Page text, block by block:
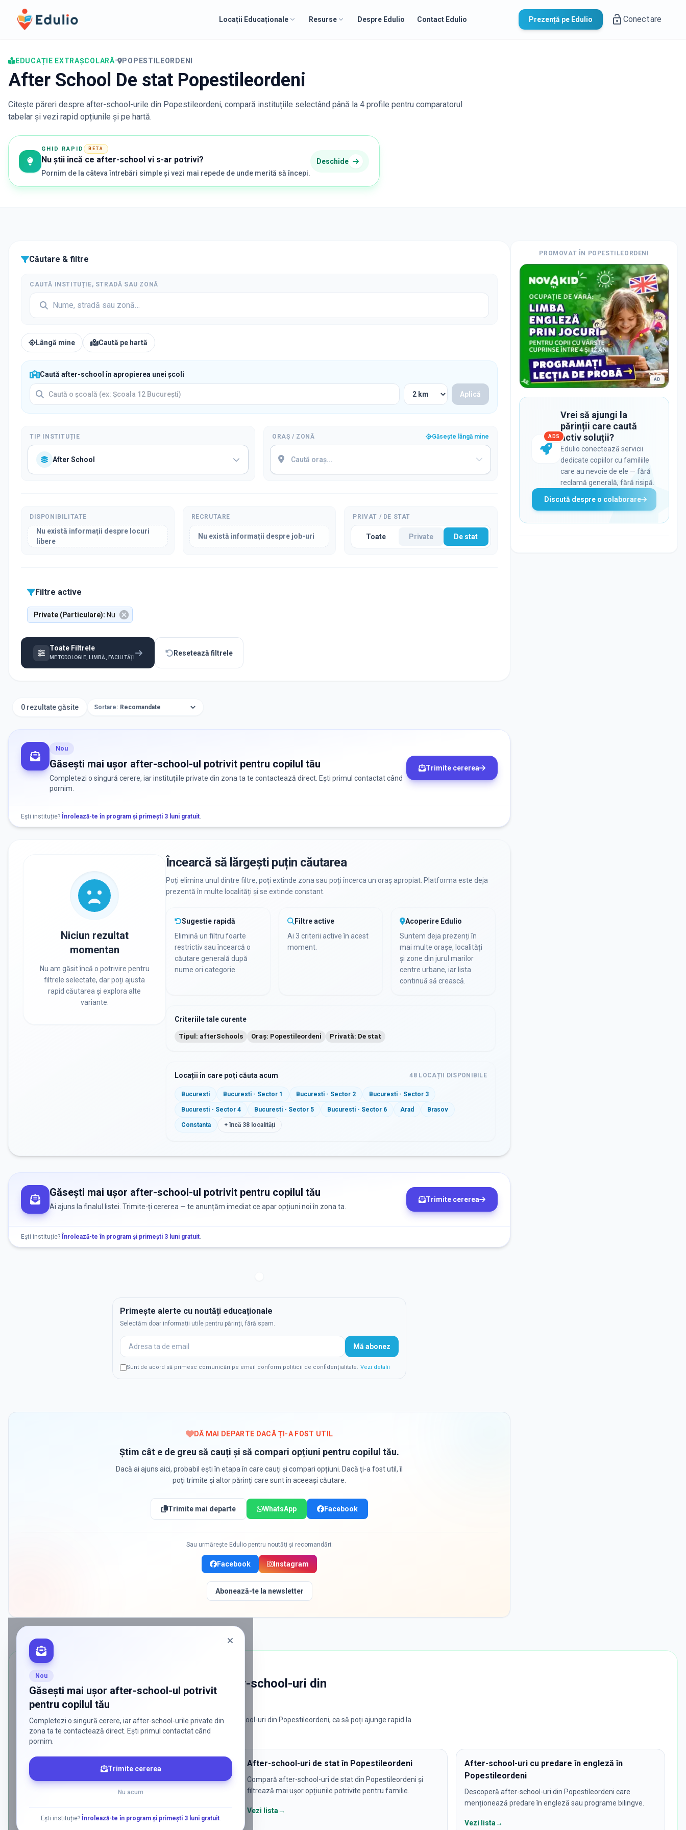
Edulio
Locații Educaționale Resurse Despre Edulio Contact Edulio Prezență pe Edulio Conectare
EDUCAȚIE EXTRAȘCOLARĂ• POPESTILEORDENI
After School De stat Popestileordeni
Citește păreri despre after-school-urile din Popestileordeni, compară instituțiile selectând până la 4 profile pentru comparatorul
tabelar și vezi rapid opțiunile și pe hartă.
GHID RAPID BETA
Nu știi încă ce after-school vi s-ar potrivi?
Pornim de la câteva întrebări simple și vezi mai repede de unde merită să începi.
Deschide
Căutare & filtre
CAUTĂ INSTITUȚIE, STRADĂ SAU ZONĂ
Lângă mine Caută pe hartă
Caută after-school în apropierea unei școli
Aplică
TIP INSTITUȚIE
After School
ORAȘ / ZONĂ Găsește lângă mine
DISPONIBILITATE
Nu există informații despre locuri
libere
RECRUTARE
Nu există informații despre job-uri
PRIVAT / DE STAT
Toate Private De stat
Filtre active
Private (Particulare): Nu
Toate Filtrele
METODOLOGIE, LIMBĂ, FACILITĂȚI
Resetează filtrele
0 rezultate găsite Sortare:
Nou
Găsești mai ușor after-school-ul potrivit pentru copilul tău
Completezi o singură cerere, iar instituțiile private din zona ta te contactează direct. Ești primul contactat când
pornim.
Trimite cererea
Ești instituție? Înrolează-te în program și primești 3 luni gratuit.
Niciun rezultat
momentan
Nu am găsit încă o potrivire pentru
filtrele selectate, dar poți ajusta
rapid căutarea și explora alte
variante.
Încearcă să lărgești puțin căutarea
Poți elimina unul dintre filtre, poți extinde zona sau poți încerca un oraș apropiat. Platforma este deja
prezentă în multe localități și se extinde constant.
Sugestie rapidă
Elimină un filtru foarte
restrictiv sau încearcă o
căutare generală după
nume ori categorie.
Filtre active
Ai 3 criterii active în acest
moment.
Acoperire Edulio
Suntem deja prezenți în
mai multe orașe, localități
și zone din jurul marilor
centre urbane, iar lista
continuă să crească.
Criteriile tale curente
Tipul: afterSchools Oraș: Popestileordeni Privată: De stat
Locații în care poți căuta acum 48 LOCAȚII DISPONIBILE
Bucuresti Bucuresti - Sector 1 Bucuresti - Sector 2 Bucuresti - Sector 3
Bucuresti - Sector 4 Bucuresti - Sector 5 Bucuresti - Sector 6 Arad Brasov
Constanta + încă 38 localități
Găsești mai ușor after-school-ul potrivit pentru copilul tău
Ai ajuns la finalul listei. Trimite-ți cererea — te anunțăm imediat ce apar opțiuni noi în zona ta.
Trimite cererea
Ești instituție? Înrolează-te în program și primești 3 luni gratuit.
Primește alerte cu noutăți educaționale
Selectăm doar informații utile pentru părinți, fără spam.
Mă abonez
Sunt de acord să primesc comunicări pe email conform politicii de confidențialitate. Vezi detalii
DĂ MAI DEPARTE DACĂ ȚI-A FOST UTIL
Știm cât e de greu să cauți și să compari opțiuni pentru copilul tău.
Dacă ai ajuns aici, probabil ești în etapa în care cauți și compari opțiuni. Dacă ți-a fost util, îl
poți trimite și altor părinți care sunt în aceeași căutare.
Trimite mai departe WhatsApp Facebook
Sau urmărește Edulio pentru noutăți și recomandări:
Facebook Instagram
Abonează-te la newsletter
Nou
Găsești mai ușor after-school-ul potrivit
pentru copilul tău
Completezi o singură cerere, iar after-school-urile private din
zona ta te contactează direct. Ești primul contactat când
pornim.
Trimite cererea
Nu acum
Ești instituție? Înrolează-te în program și primești 3 luni gratuit.
PROMOVAT ÎN POPESTILEORDENI
AD
ADS
Vrei să ajungi la
părinții care caută
activ soluții?
Edulio conectează servicii
dedicate copiilor cu familiile
care au nevoie de ele — fără
reclamă generală, fără risipă.
Discută despre o colaborare
CĂUTĂRI POPULARE
Ce caută părinții cel mai des pentru after-school-uri din
Popestileordeni
Am grupat aici cele mai frecvente combinații de filtre pentru after-school-uri din Popestileordeni, ca să poți ajunge rapid la
variante private, de stat, bilingve sau cu metodologii specifice.
After-school-uri private în Popestileordeni
Vezi rapid after-school-uri private din Popestileordeni, cu
accent pe ofertă educațională, program și poziționare în
Vezi lista→
After-school-uri de stat în Popestileordeni
Compară after-school-uri de stat din Popestileordeni și
filtrează mai ușor opțiunile potrivite pentru familie.
Vezi lista→
After-school-uri cu predare în engleză în
Popestileordeni
Descoperă after-school-uri din Popestileordeni care
menționează predare în engleză sau programe bilingve.
Vezi lista→